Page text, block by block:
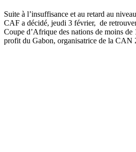
Suite à l’insuffisance et au retard au
CAF a décidé, jeudi 3 février, de
Coupe d’Afrique des nations de moins de
profit du Gabon, organisatrice de la CAN